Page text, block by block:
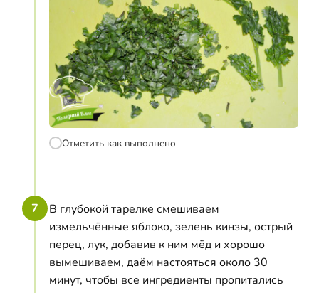
Отметить как выполнено
7
В глубокой тарелке смешиваем
измельчённые яблоко, зелень кинзы, острый
перец, лук, добавив к ним мёд и хорошо
вымешиваем, даём настояться около 30
минут, чтобы все ингредиенты пропитались